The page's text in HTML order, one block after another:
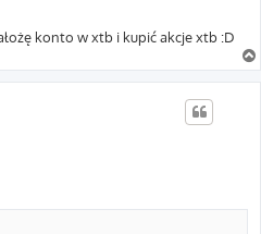
konto w xtb i kupić akcje xtb :D